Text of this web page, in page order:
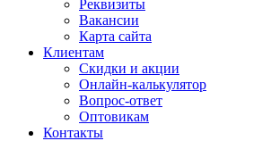
Реквизиты
Вакансии
Карта сайта
Клиентам
Скидки и акции
Онлайн-калькулятор
Вопрос-ответ
Оптовикам
Контакты